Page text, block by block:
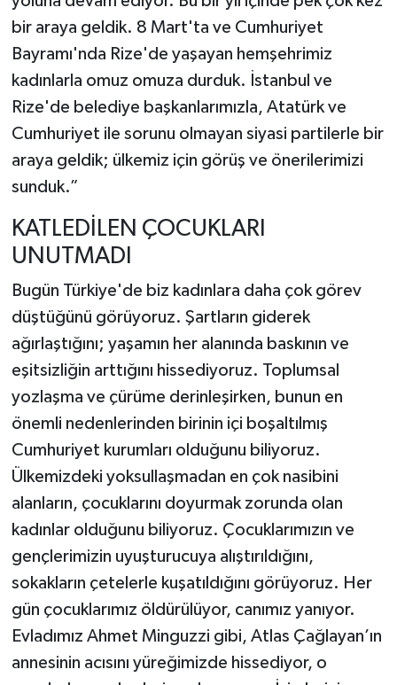
bir araya geldik. 8 Mart'ta ve Cumhuriyet
Bayramı'nda Rize'de yaşayan hemşehrimiz
kadınlarla omuz omuza durduk. İstanbul ve
Rize'de belediye başkanlarımızla, Atatürk ve
Cumhuriyet ile sorunu olmayan siyasi partilerle bir
araya geldik; ülkemiz için görüş ve önerilerimizi
sunduk.”
KATLEDİLEN ÇOCUKLARI
UNUTMADI
Bugün Türkiye'de biz kadınlara daha çok görev
düştüğünü görüyoruz. Şartların giderek
ağırlaştığını; yaşamın her alanında baskının ve
eşitsizliğin arttığını hissediyoruz. Toplumsal
yozlaşma ve çürüme derinleşirken, bunun en
önemli nedenlerinden birinin içi boşaltılmış
Cumhuriyet kurumları olduğunu biliyoruz.
Ülkemizdeki yoksullaşmadan en çok nasibini
alanların, çocuklarını doyurmak zorunda olan
kadınlar olduğunu biliyoruz. Çocuklarımızın ve
gençlerimizin uyuşturucuya alıştırıldığını,
sokakların çetelerle kuşatıldığını görüyoruz. Her
gün çocuklarımız öldürülüyor, canımız yanıyor.
Evladımız Ahmet Minguzzi gibi, Atlas Çağlayan’ın
annesinin acısını yüreğimizde hissediyor, o